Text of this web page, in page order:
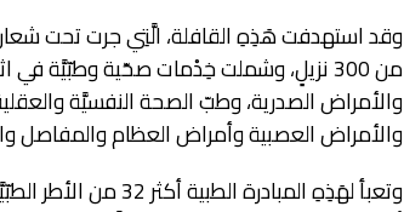
وقد استهدفت هَذِهِ القافلة، الَّتِي جرت تحت
من 300 نزيلٍ، وشملت خِدْمات صحّية وطبّيَّة
والأمراض الصدرية، وطبّ الصحة النفسيَّة
والأمراض العصبية وأمراض العظام والمفاصل
وتعبأ لهَذِهِ